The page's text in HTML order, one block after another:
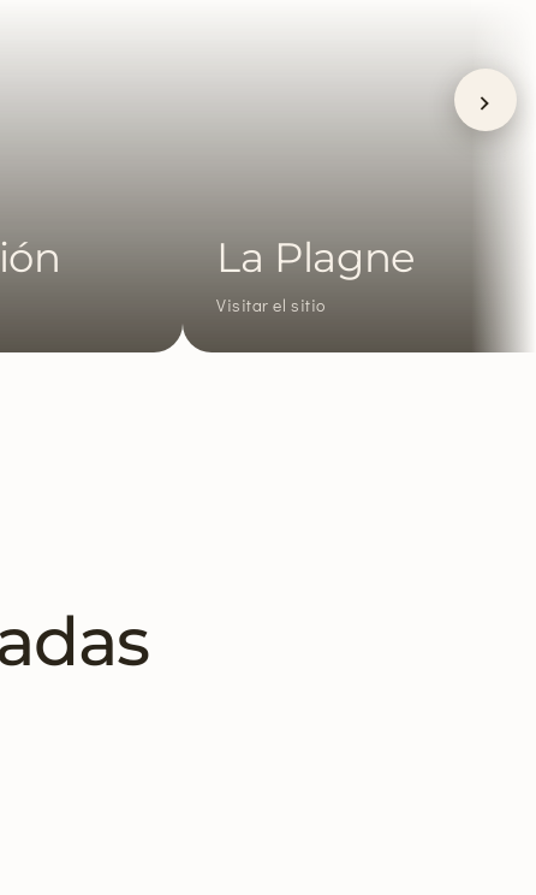
La Plagne
Visitar el sitio
›